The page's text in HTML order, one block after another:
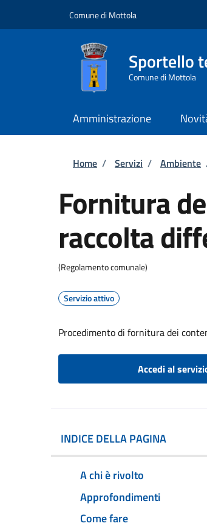
Comune di Mottola
Sportello
Comune di Mottola
Amministrazione
Briciole di
Home / Servizi / Ambiente
Fornitura
raccolta
(Regolamento comunale)
Servizio attivo
Procedimento di fornitura dei
Accedi al
INDICE DELLA PAGINA
A chi è rivolto
Approfondimenti
Come fare